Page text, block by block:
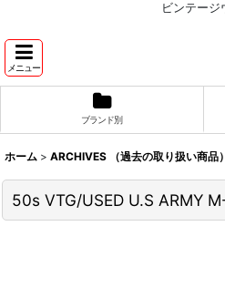
ビンテージ
メニュー
ブランド別
ホーム > ARCHIVES （過去の取り扱い商品）
50s VTG/USED U.S ARMY